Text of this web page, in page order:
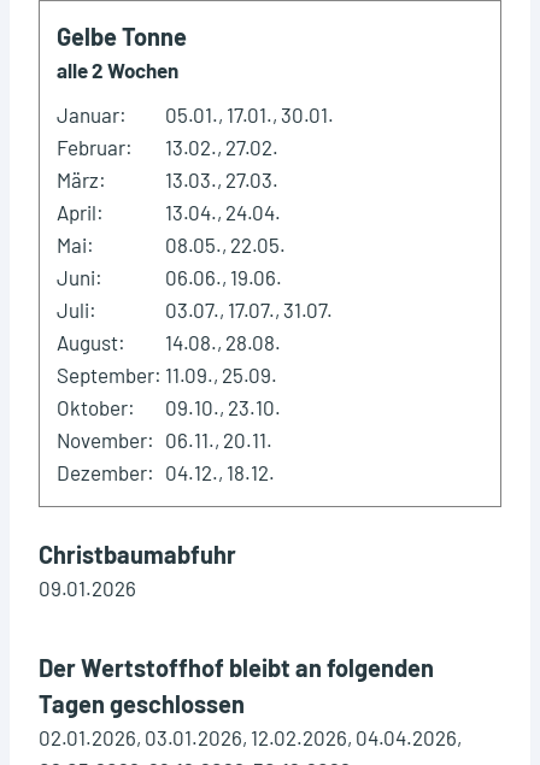
Gelbe Tonne
alle 2 Wochen
Januar:
05.01., 17.01., 30.01.
Februar:
13.02., 27.02.
März:
13.03., 27.03.
April:
13.04., 24.04.
Mai:
08.05., 22.05.
Juni:
06.06., 19.06.
Juli:
03.07., 17.07., 31.07.
August:
14.08., 28.08.
September: 11.09., 25.09.
Oktober:
09.10., 23.10.
November: 06.11., 20.11.
Dezember: 04.12., 18.12.
Christbaumabfuhr
09.01.2026
Der Wertstoffhof bleibt an folgenden
Tagen geschlossen
02.01.2026, 03.01.2026, 12.02.2026, 04.04.2026,